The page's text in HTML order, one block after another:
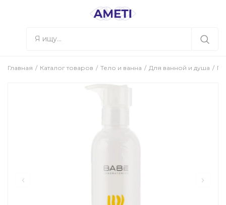
Главная Каталог товаров Тело и ванна Для ванной и душа